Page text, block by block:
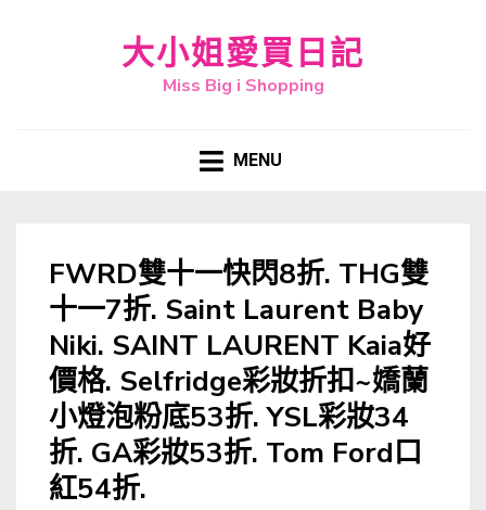
大小姐愛買日記
Miss Big i Shopping
MENU
FWRD雙十一快閃8折. THG雙
十一7折. Saint Laurent Baby
Niki. SAINT LAURENT Kaia好
價格. Selfridge彩妝折扣~嬌蘭
小燈泡粉底53折. YSL彩妝34
折. GA彩妝53折. Tom Ford口
紅54折.